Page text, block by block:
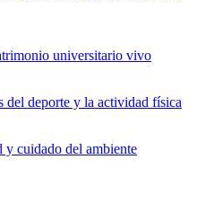
universitario vivo
del deporte y la actividad física
y cuidado del ambiente